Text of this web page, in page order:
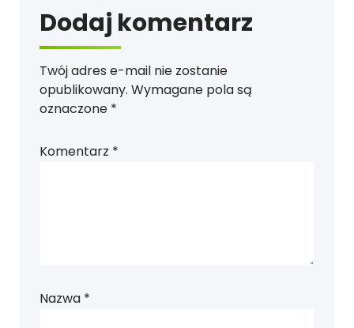
Dodaj komentarz
Twój adres e-mail nie zostanie
opublikowany. Wymagane pola są
oznaczone *
Komentarz *
Nazwa *